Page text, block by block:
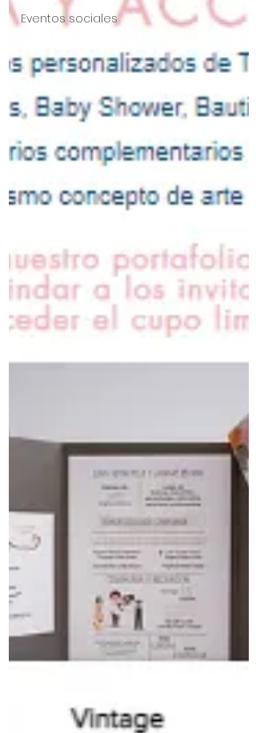
Eventos sociales